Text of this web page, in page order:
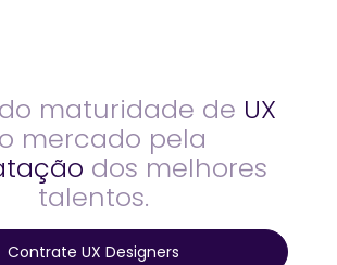
maturidade de UX
mercado pela
dos melhores
talentos.
Contrate UX Designers